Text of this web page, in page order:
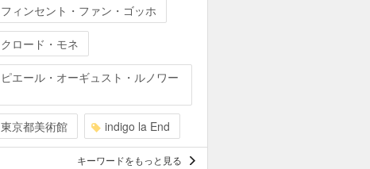
フィンセント・ファン・ゴッホ
クロード・モネ
ピエール・オーギュスト・ルノワー
東京都美術館 indigo la End
キーワードをもっと見る